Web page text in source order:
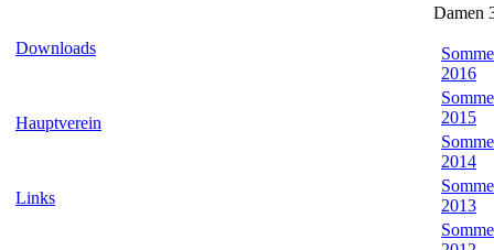
Downloads
Hauptverein
Links
Damen
2016
2015
2014
2013